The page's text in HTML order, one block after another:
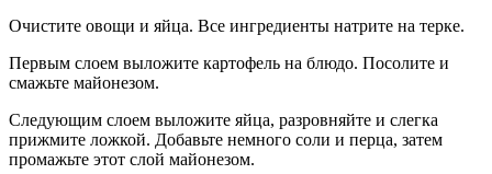
Очистите овощи и яйца. Все ингредиенты натрите на терке.
Первым слоем выложите картофель на блюдо. Посолите и
смажьте майонезом.
Следующим слоем выложите яйца, разровняйте и слегка
прижмите ложкой. Добавьте немного соли и перца, затем
промажьте этот слой майонезом.